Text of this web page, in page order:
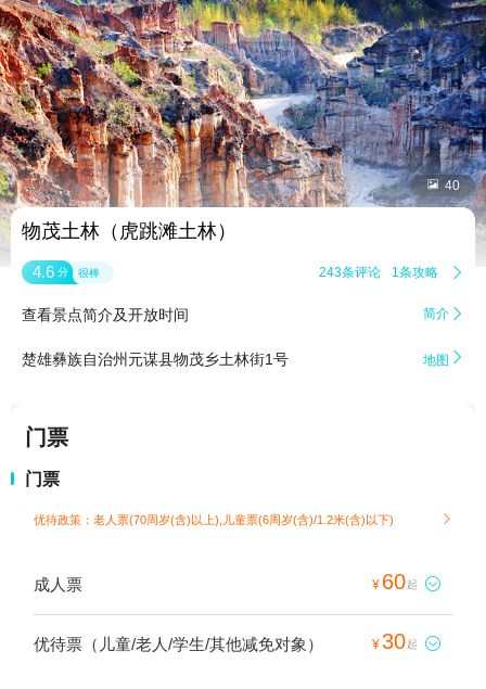
 40
物茂土林（虎跳滩土林）
4.6 分 很棒 243条评论 1条攻略 
查看景点简介及开放时间 简介 
楚雄彝族自治州元谋县物茂乡土林街1号 地图 
门票
门票
优待政策：老人票(70周岁(含)以上),儿童票(6周岁(含)/1.2米(含)以下) 
成人票 ¥ 60起 
优待票（儿童/老人/学生/其他减免对象） ¥30起 
